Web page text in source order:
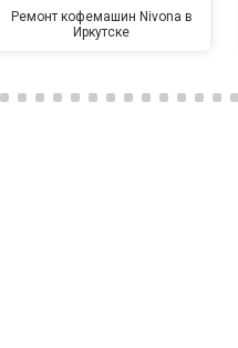
Ремонт кофемашин Nivona в
Иркутске